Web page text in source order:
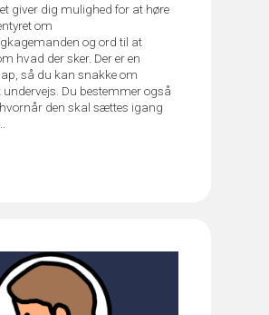
giver dig mulighed for at høre
om
og ord til at
hvad der sker. Der er en
så du kan snakke om
undervejs. Du bestemmer også
den skal sættes igang